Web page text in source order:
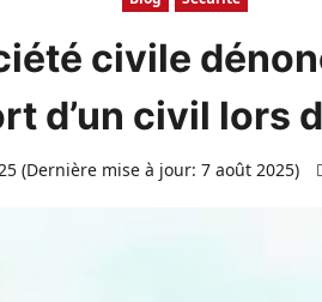
civile
d’un civil lors
(Dernière mise à jour: 7 août 2025)